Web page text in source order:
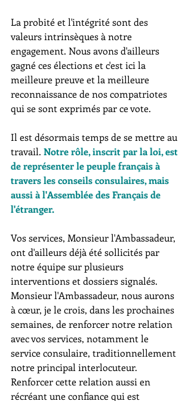
La probité et l'intégrité sont des
valeurs intrinsèques à notre
engagement. Nous avons d'ailleurs
gagné ces élections et c'est ici la
meilleure preuve et la meilleure
reconnaissance de nos compatriotes
qui se sont exprimés par ce vote.
Il est désormais temps de se mettre au
travail. Notre rôle, inscrit par la loi, est
de représenter le peuple français à
travers les conseils consulaires, mais
aussi à l'Assemblée des Français de
l'étranger.
Vos services, Monsieur l'Ambassadeur,
ont d'ailleurs déjà été sollicités par
notre équipe sur plusieurs
interventions et dossiers signalés.
Monsieur l'Ambassadeur, nous aurons
à cœur, je le crois, dans les prochaines
semaines, de renforcer notre relation
avec vos services, notamment le
service consulaire, traditionnellement
notre principal interlocuteur.
Renforcer cette relation aussi en
récréant une confiance qui est